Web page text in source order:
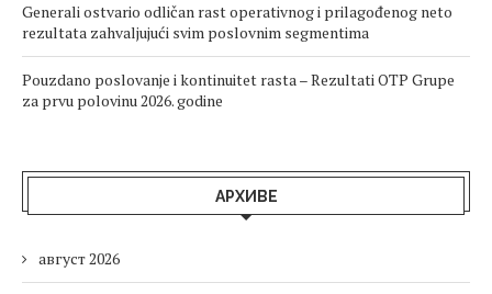
Generali ostvario odličan rast operativnog i prilagođenog neto
rezultata zahvaljujući svim poslovnim segmentima
Pouzdano poslovanje i kontinuitet rasta – Rezultati OTP Grupe
za prvu polovinu 2026. godine
АРХИВЕ
август 2026